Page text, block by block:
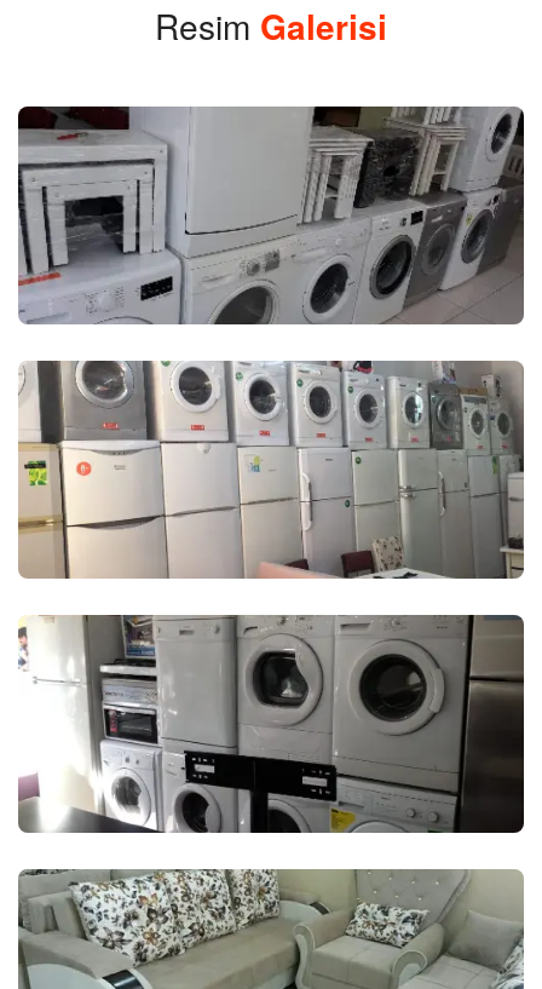
Resim Galerisi